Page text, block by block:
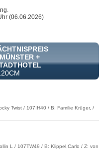
(06.06.2026)
+
Twist / 107IH40 / B: Familie Krüger, /
L / 107TW49 / B: Klippel,Carlo / Z: von